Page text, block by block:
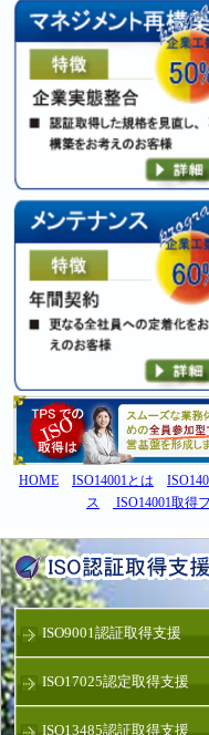
HOME ISO14001とは
ス
ISO14001取得
ISO9001認証取得支援
ISO17025認定取得支援
ISO13485認証取得支援